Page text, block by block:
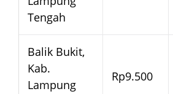
Tengah
Balik Bukit,
Kab.
Lampung
Rp9.500